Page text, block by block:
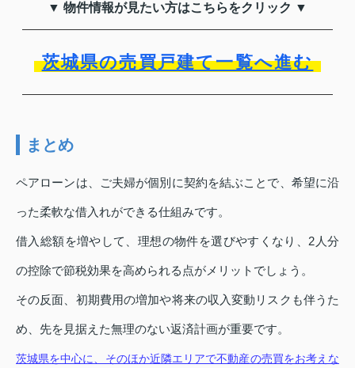
▼ 物件情報が見たい方はこちらをクリック ▼
茨城県の売買戸建て一覧へ進む
まとめ
ペアローンは、ご夫婦が個別に契約を結ぶことで、希望に沿
った柔軟な借入れができる仕組みです。
借入総額を増やして、理想の物件を選びやすくなり、2人分
の控除で節税効果を高められる点がメリットでしょう。
その反面、初期費用の増加や将来の収入変動リスクも伴うた
め、先を見据えた無理のない返済計画が重要です。
茨城県を中心に、そのほか近隣エリアで不動産の売買をお考えな